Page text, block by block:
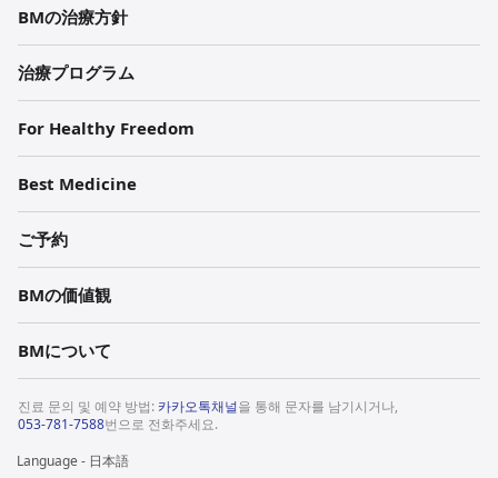
BMの治療方針
治療プログラム
For Healthy Freedom
Best Medicine
ご予約
BMの価値観
BMについて
진료 문의 및 예약 방법: 카카오톡채널을 통해 문자를 남기시거나,
053-781-7588번으로 전화주세요.
Language - 日本語